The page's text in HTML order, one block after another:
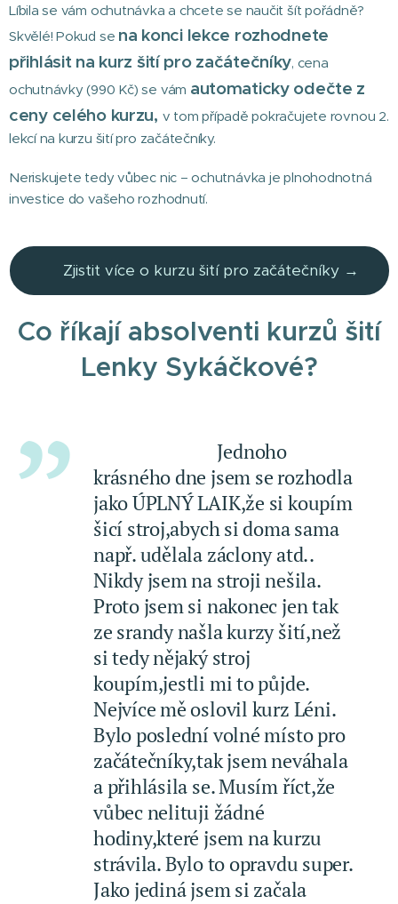
Líbila se vám ochutnávka a chcete se naučit šít pořádně?
Skvělé! Pokud se na konci lekce rozhodnete
přihlásit na kurz šití pro začátečníky, cena
ochutnávky (990 Kč) se vám automaticky odečte z
ceny celého kurzu, v tom případě pokračujete rovnou 2.
lekcí na kurzu šití pro začátečníky.
Neriskujete tedy vůbec nic – ochutnávka je plnohodnotná
investice do vašeho rozhodnutí.
👉 Zjistit více o kurzu šití pro začátečníky →
Co říkají absolventi kurzů šití
Lenky Sykáčkové?
⭐⭐⭐⭐⭐ Jednoho
krásného dne jsem se rozhodla
jako ÚPLNÝ LAIK,že si koupím
šicí stroj,abych si doma sama
např. udělala záclony atd..
Nikdy jsem na stroji nešila.
Proto jsem si nakonec jen tak
ze srandy našla kurzy šití,než
si tedy nějaký stroj
koupím,jestli mi to půjde.
Nejvíce mě oslovil kurz Léni.
Bylo poslední volné místo pro
začátečníky,tak jsem neváhala
a přihlásila se. Musím říct,že
vůbec nelituji žádné
hodiny,které jsem na kurzu
strávila. Bylo to opravdu super.
Jako jediná jsem si začala